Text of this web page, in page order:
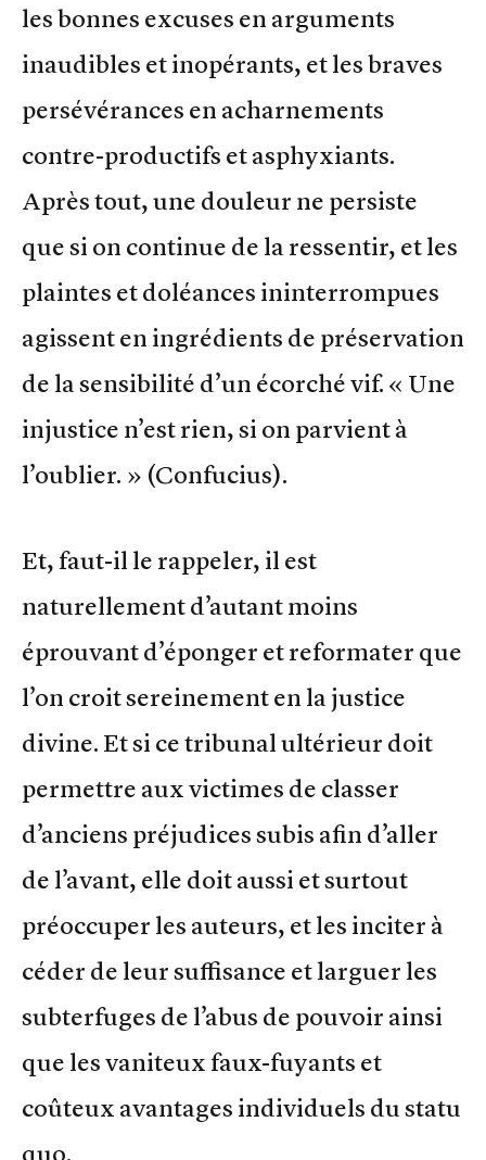
les bonnes excuses en arguments
inaudibles et inopérants, et les braves
persévérances en acharnements
contre-productifs et asphyxiants.
Après tout, une douleur ne persiste
que si on continue de la ressentir, et les
plaintes et doléances ininterrompues
agissent en ingrédients de préservation
de la sensibilité d’un écorché vif. « Une
injustice n’est rien, si on parvient à
l’oublier. » (Confucius).
Et, faut-il le rappeler, il est
naturellement d’autant moins
éprouvant d’éponger et reformater que
l’on croit sereinement en la justice
divine. Et si ce tribunal ultérieur doit
permettre aux victimes de classer
d’anciens préjudices subis afin d’aller
de l’avant, elle doit aussi et surtout
préoccuper les auteurs, et les inciter à
céder de leur suffisance et larguer les
subterfuges de l’abus de pouvoir ainsi
que les vaniteux faux-fuyants et
coûteux avantages individuels du statu
quo.